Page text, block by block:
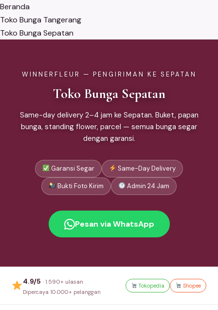
Beranda
Toko Bunga Tangerang
Toko Bunga Sepatan
WINNERFLEUR — PENGIRIMAN KE SEPATAN
Toko Bunga Sepatan
Same-day delivery 2–4 jam ke Sepatan. Buket, papan
bunga, standing flower, parcel — semua bunga segar
dengan garansi.
Garansi Segar Same-Day Delivery
Bukti Foto Kirim Admin 24 Jam
Pesan via WhatsApp
4.9/5 · 1.590+ ulasan
Dipercaya 10.000+ pelanggan
Tokopedia Shopee